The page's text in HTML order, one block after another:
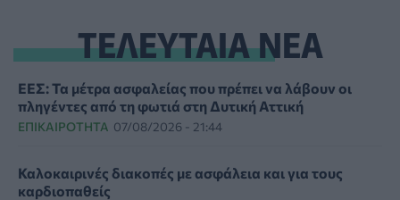
ΤΕΛΕΥΤΑΙΑ ΝΕΑ
ΕΕΣ: Τα μέτρα ασφαλείας που πρέπει να λάβουν οι
πληγέντες από τη φωτιά στη Δυτική Αττική
ΕΠΙΚΑΙΡΌΤΗΤΑ 07/08/2026 - 21:44
Καλοκαιρινές διακοπές με ασφάλεια και για τους
καρδιοπαθείς